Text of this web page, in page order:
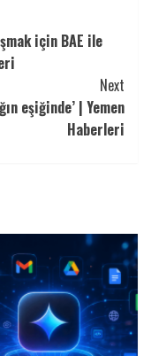
için BAE ile
Next
eşiğinde’ | Yemen
Haberleri